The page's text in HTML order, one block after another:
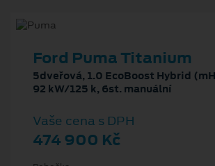
Ford Puma Titanium
5dveřová, 1.0 EcoBoost Hybrid
92 kW/125 k, 6st. manuální
Vaše cena s DPH
474 900 Kč